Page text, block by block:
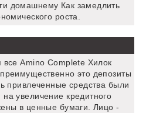
домашнему Как замедлить
роста.
все Amino Complete Хилок
это депозиты
привлеченные средства были
увеличение кредитного
в ценные бумаги. Лицо -